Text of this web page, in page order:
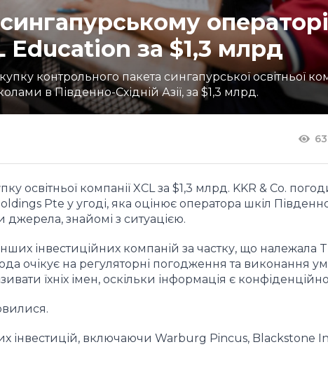
операторі
за $1,3 млрд
контрольного пакета сингапурської освітньої
в Південно-Східній Азії, за $1,3 млрд.
освітньої компанії XCL за $1,3 млрд. KKR & Co.
Pte у угоді, яка оцінює оператора шкіл
джерела, знайомі з ситуацією.
інвестиційних компаній за частку, що належала
очікує на регуляторні погодження та виконання
їхніх імен, оскільки інформація є
інвестицій, включаючи Warburg Pincus, Blackstone